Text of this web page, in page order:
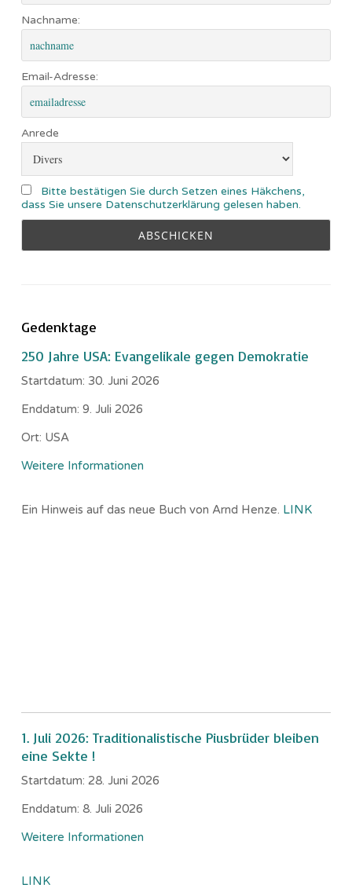
Nachname:
Email-Adresse:
Anrede
Bitte bestätigen Sie durch Setzen eines Häkchens,
dass Sie unsere Datenschutzerklärung gelesen haben.
Gedenktage
250 Jahre USA: Evangelikale gegen Demokratie
Startdatum: 30. Juni 2026
Enddatum: 9. Juli 2026
Ort: USA
Weitere Informationen
Ein Hinweis auf das neue Buch von Arnd Henze. LINK
1. Juli 2026: Traditionalistische Piusbrüder bleiben
eine Sekte !
Startdatum: 28. Juni 2026
Enddatum: 8. Juli 2026
Weitere Informationen
LINK